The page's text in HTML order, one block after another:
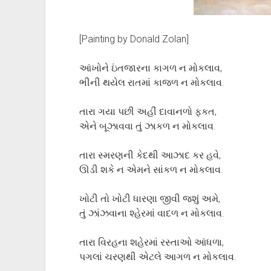
[Painting by Donald Zolan]
આંખોને ઇંતજારના કાગળ ન મોકલાવ,
ભીની થયેલ રાતમાં કાજળ ન મોકલાવ.
તારા ગયા પછી અહીં દાવાનળો ફકત,
એને બૂઝાવવા તું ઝાકળ ન મોકલાવ.
તારા સ્મરણની કેદથી આઝાદ કર હવે,
ઊડી શકે ન એમને સાંકળ ન મોકલાવ.
ખોટી તો ખોટી ધારણા જીવી જશું અમે,
તું ઝાંઝવાના શ્હેરમાં વાદળ ન મોકલાવ.
તારા વિરહના શહેરમાં રસ્તાઓ આંધળા,
પગલાં ચરણથી એટલે આગળ ન મોકલાવ.